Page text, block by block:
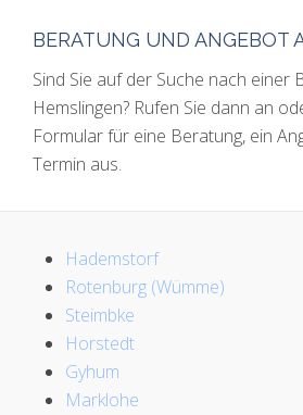
BERATUNG UND ANGEBOT
Sind Sie auf der Suche nach einer
Hemslingen? Rufen Sie dann an
Formular für eine Beratung, ein
Termin aus.
Hademstorf
Rotenburg (Wümme)
Steimbke
Horstedt
Gyhum
Marklohe